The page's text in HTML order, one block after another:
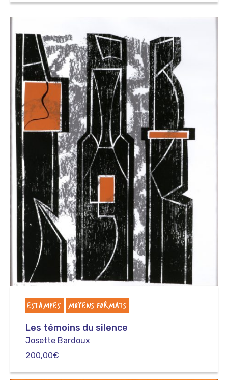
ESTAMPES MOYENS FORMATS
Les témoins du silence
Josette Bardoux
200,00€